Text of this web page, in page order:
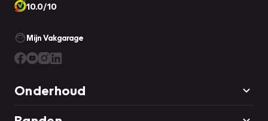
10.0/10
Mijn Vakgarage
Onderhoud